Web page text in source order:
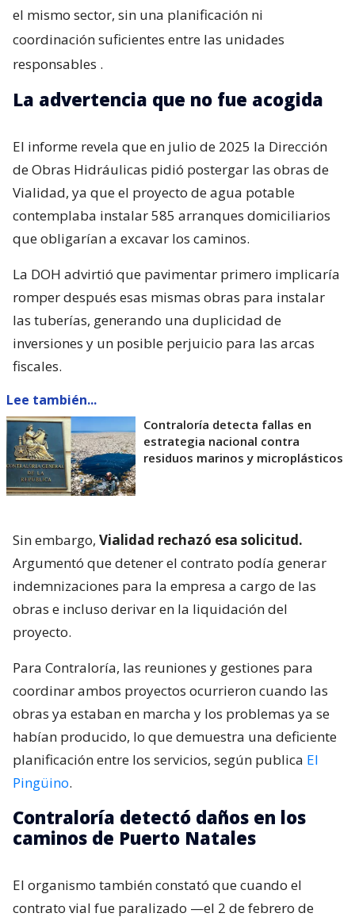
el mismo sector, sin una planificación ni
coordinación suficientes entre las unidades
responsables .
La advertencia que no fue acogida
El informe revela que en julio de 2025 la Dirección
de Obras Hidráulicas pidió postergar las obras de
Vialidad, ya que el proyecto de agua potable
contemplaba instalar 585 arranques domiciliarios
que obligarían a excavar los caminos.
La DOH advirtió que pavimentar primero implicaría
romper después esas mismas obras para instalar
las tuberías, generando una duplicidad de
inversiones y un posible perjuicio para las arcas
fiscales.
Lee también...
Contraloría detecta fallas en
estrategia nacional contra
residuos marinos y microplásticos
Sin embargo, Vialidad rechazó esa solicitud.
Argumentó que detener el contrato podía generar
indemnizaciones para la empresa a cargo de las
obras e incluso derivar en la liquidación del
proyecto.
Para Contraloría, las reuniones y gestiones para
coordinar ambos proyectos ocurrieron cuando las
obras ya estaban en marcha y los problemas ya se
habían producido, lo que demuestra una deficiente
planificación entre los servicios, según publica El
Pingüino.
Contraloría detectó daños en los
caminos de Puerto Natales
El organismo también constató que cuando el
contrato vial fue paralizado —el 2 de febrero de